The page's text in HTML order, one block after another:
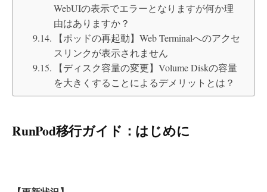
WebUIの表示でエラーとなりますが何か理
由はありますか？
【ポッドの再起動】Web Terminalへのアクセ
スリンクが表示されません
【ディスク容量の変更】Volume Diskの容量
を大きくすることによるデメリットとは？
RunPod移行ガイド：はじめに